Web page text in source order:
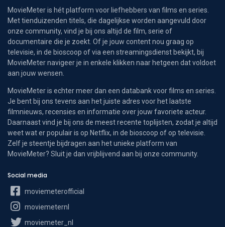
MovieMeter is hét platform voor liefhebbers van films en series.
Met tienduizenden titels, die dagelijkse worden aangevuld door
onze community, vind je bij ons altijd de film, serie of
documentaire die je zoekt. Of je jouw content nou graag op
televisie, in de bioscoop of via een streamingsdienst bekijkt, bij
MovieMeter navigeer je in enkele klikken naar hetgeen dat voldoet
aan jouw wensen.
MovieMeter is echter meer dan een databank voor films en series.
Je bent bij ons tevens aan het juiste adres voor het laatste
filmnieuws, recensies en informatie over jouw favoriete acteur.
Daarnaast vind je bij ons de meest recente toplijsten, zodat je altijd
weet wat er populair is op Netflix, in de bioscoop of op televisie.
Zelf je steentje bijdragen aan het unieke platform van
MovieMeter? Sluit je dan vrijblijvend aan bij onze community.
Social media
moviemeterofficial
moviemeternl
moviemeter_nl